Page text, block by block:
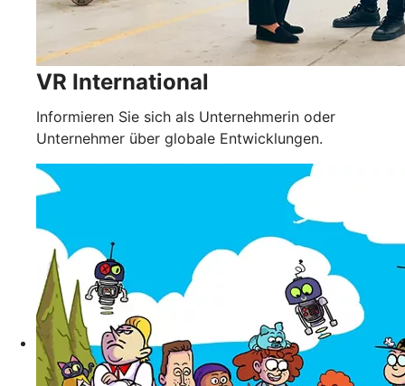
VR International
Informieren Sie sich als Unternehmerin oder
Unternehmer über globale Entwicklungen.